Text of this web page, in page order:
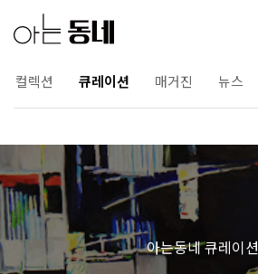
컬렉션 큐레이션 매거진 뉴스
아는동네 큐레이션